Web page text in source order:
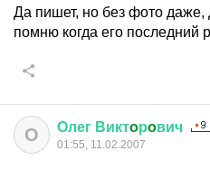
Да пишет, но без фото даже,
помню когда его последний
О Олег Виктoрoвич
01:55, 11.02.2007